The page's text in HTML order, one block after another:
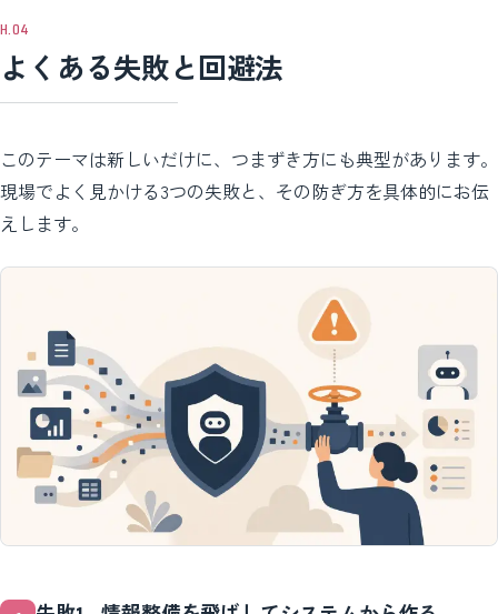
よくある失敗と回避法
このテーマは新しいだけに、つまずき方にも典型があります。
現場でよく見かける3つの失敗と、その防ぎ方を具体的にお伝
えします。